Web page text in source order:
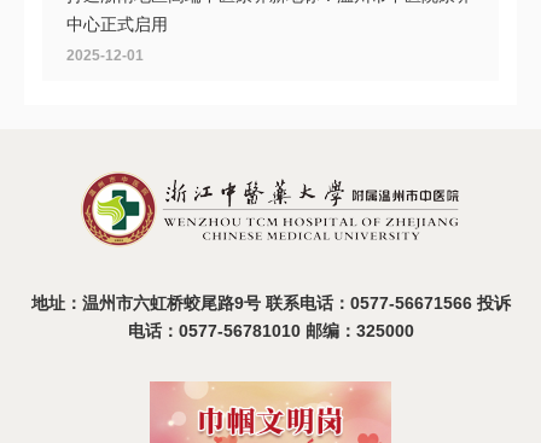
中心正式启用
2025-12-01
2025-11-11
地址：温州市六虹桥蛟尾路9号 联系电话：0577-56671566 投诉
电话：0577-56781010 邮编：325000